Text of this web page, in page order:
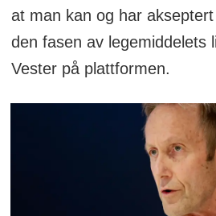
at man kan og har
den fasen av legemiddelets
Vester på plattformen.